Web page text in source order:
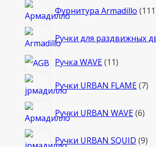
Фурнитура Armadillo 111
Ручки для раздвижных
Ручка WAVE 1111
Ручки URBAN FLAME 77
Ручки URBAN WAVE 66
Ручки URBAN SQUID 99